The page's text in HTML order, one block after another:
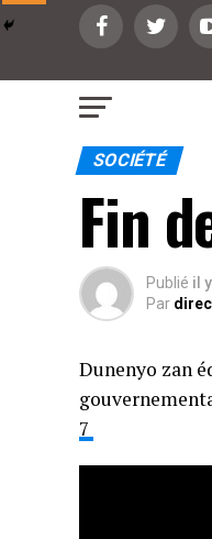
SOCIÉTÉ
Fin
Publié il
Par
Dunenyo zan
7